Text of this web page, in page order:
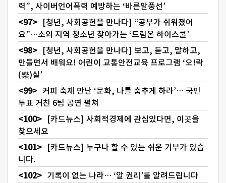
력”, 사이버언어폭력 예방하는 ‘바른말풍선’
[청년, 사회공헌을 만나다] “공부가 쉬워졌어
요”…소외 지역 청소년 찾아가는 ‘드림온 하이스쿨’
[청년, 사회공헌을 만나다] 보고, 듣고, 말하고,
만들면서 배워요! 어린이 교통안전교육 프로그램 ‘오!락
(樂)실’
커피 축제 만난 ‘문화, 나를 춤추게 하라’… 국민
투표 거친 6팀 공연 펼쳐
[카드뉴스] 사회적경제에 관심있다면, 이곳을
찾으세요
[카드뉴스] 누구나 할 수 있는 쉬운 기부가 있습
니다.
기록이 없는 나라… ‘알 권리’를 알려드립니다